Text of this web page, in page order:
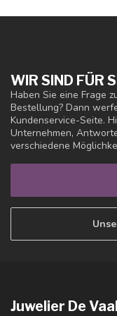
WIR SIND FÜR
Haben Sie eine Frage
Bestellung? Dann
Kundenservice-Seite.
Unternehmen,
verschiedene
Juwelier De Vaal